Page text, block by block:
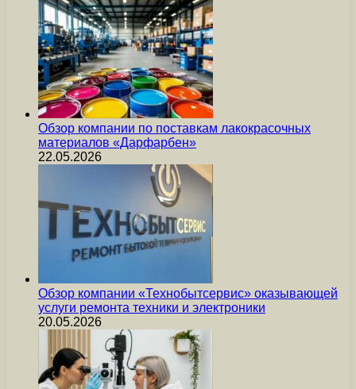
Обзор компании по поставкам лакокрасочных
материалов «Дарфарбен»
22.05.2026
Обзор компании «Технобытсервис» оказывающей
услуги ремонта техники и электроники
20.05.2026